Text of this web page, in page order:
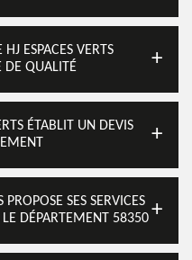
ESPACES VERTS
DE QUALITÉ
ÉTABLIT UN DEVIS
PROPOSE SES SERVICES
DÉPARTEMENT 58350